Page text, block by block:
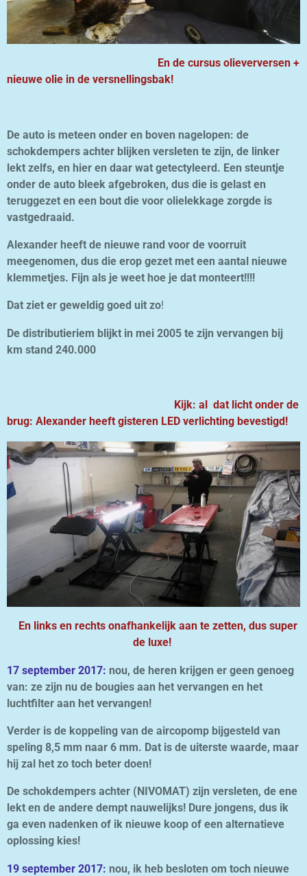
En de cursus olieverversen +
nieuwe olie in de versnellingsbak!
De auto is meteen onder en boven nagelopen: de
schokdempers achter blijken versleten te zijn, de linker
lekt zelfs, en hier en daar wat getectyleerd. Een steuntje
onder de auto bleek afgebroken, dus die is gelast en
teruggezet en een bout die voor olielekkage zorgde is
vastgedraaid.
Alexander heeft de nieuwe rand voor de voorruit
meegenomen, dus die erop gezet met een aantal nieuwe
klemmetjes. Fijn als je weet hoe je dat monteert!!!!
Dat ziet er geweldig goed uit zo!
De distributieriem blijkt in mei 2005 te zijn vervangen bij
km stand 240.000
Kijk: al dat licht onder de
brug: Alexander heeft gisteren LED verlichting bevestigd!
En links en rechts onafhankelijk aan te zetten, dus super
de luxe!
17 september 2017: nou, de heren krijgen er geen genoeg
van: ze zijn nu de bougies aan het vervangen en het
luchtfilter aan het vervangen!
Verder is de koppeling van de aircopomp bijgesteld van
speling 8,5 mm naar 6 mm. Dat is de uiterste waarde, maar
hij zal het zo toch beter doen!
De schokdempers achter (NIVOMAT) zijn versleten, de ene
lekt en de andere dempt nauwelijks! Dure jongens, dus ik
ga even nadenken of ik nieuwe koop of een alternatieve
oplossing kies!
19 september 2017: nou, ik heb besloten om toch nieuwe